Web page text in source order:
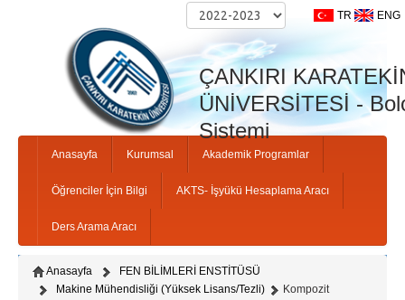
TR ENG
ÇANKIRI
ÜNİVERSİTESİ -
Sistemi
Anasayfa Kurumsal Akademik Programlar
Öğrenciler İçin Bilgi AKTS- İşyükü Hesaplama Aracı
Ders Arama Aracı
Anasayfa
FEN BİLİMLERİ ENSTİTÜSÜ
Makine Mühendisliği (Yüksek Lisans/Tezli)
Kompozit
Anne Adi: